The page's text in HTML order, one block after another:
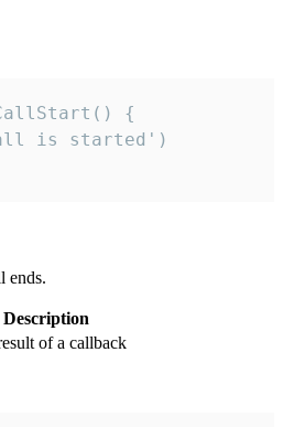
{
is started')
ends.
Description
of a callback